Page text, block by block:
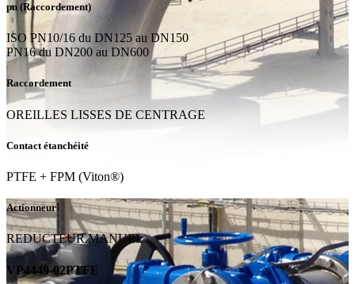
pn (Raccordement)
ISO PN10/16 du DN125 au DN150
PN16 du DN200 au DN600
Raccordement
OREILLES LISSES DE CENTRAGE
Contact étanchéité
PTFE + FPM (Viton®)
Actionneur
REDUCTEUR MANUEL
VP4449-02PTFE